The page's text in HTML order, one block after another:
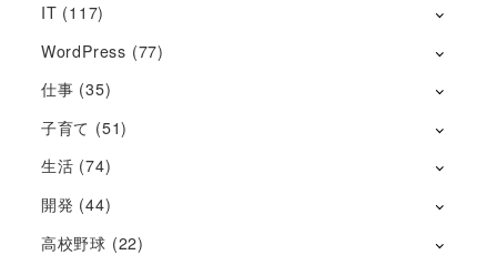
IT (117)
WordPress (77)
仕事 (35)
子育て (51)
生活 (74)
開発 (44)
高校野球 (22)